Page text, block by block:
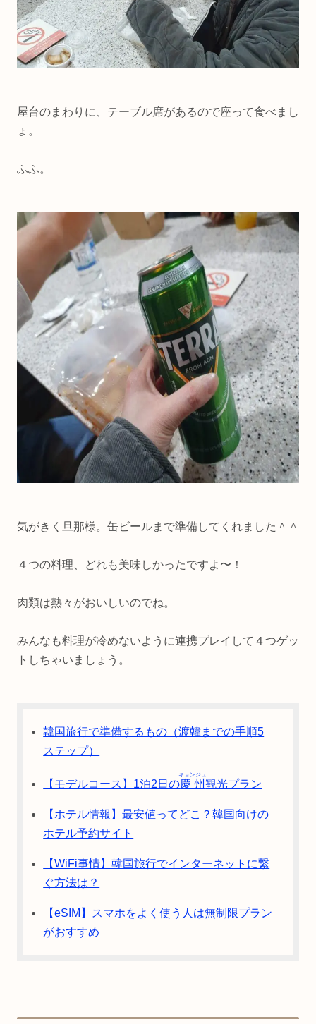
屋台のまわりに、テーブル席があるので座って食べまし
ょ。
ふふ。
気がきく旦那様。缶ビールまで準備してくれました＾＾
４つの料理、どれも美味しかったですよ〜！
肉類は熱々がおいしいのでね。
みんなも料理が冷めないように連携プレイして４つゲッ
トしちゃいましょう。
韓国旅行で準備するもの（渡韓までの手順5
ステップ）
【モデルコース】1泊2日の慶州
キョンジュ
観光プラン
【ホテル情報】最安値ってどこ？韓国向けの
ホテル予約サイト
【WiFi事情】韓国旅行でインターネットに繋
ぐ方法は？
【eSIM】スマホをよく使う人は無制限プラン
がおすすめ